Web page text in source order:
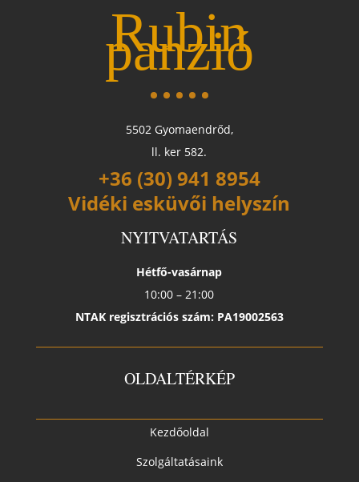
Rubin
panzió
5502 Gyomaendrőd,
ll. ker 582.
+36 (30) 941 8954
Vidéki esküvői helyszín
NYITVATARTÁS
Hétfő-vasárnap
10:00 – 21:00
NTAK regisztrációs szám: PA19002563
OLDALTÉRKÉP
Kezdőoldal
Szolgáltatásaink